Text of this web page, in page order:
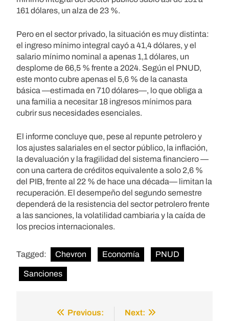
161 dólares, un alza de 23 %.
Pero en el sector privado, la situación es muy distinta:
el ingreso mínimo integral cayó a 41,4 dólares, y el
salario mínimo nominal a apenas 1,1 dólares, un
desplome de 66,5 % frente a 2024. Según el PNUD,
este monto cubre apenas el 5,6 % de la canasta
básica —estimada en 710 dólares—, lo que obliga a
una familia a necesitar 18 ingresos mínimos para
cubrir sus necesidades esenciales.
El informe concluye que, pese al repunte petrolero y
los ajustes salariales en el sector público, la inflación,
la devaluación y la fragilidad del sistema financiero —
con una cartera de créditos equivalente a solo 2,6 %
del PIB, frente al 22 % de hace una década— limitan la
recuperación. El desempeño del segundo semestre
dependerá de la resistencia del sector petrolero frente
a las sanciones, la volatilidad cambiaria y la caída de
los precios internacionales.
Tagged: Chevron Economía PNUD
Sanciones
Previous: Next: